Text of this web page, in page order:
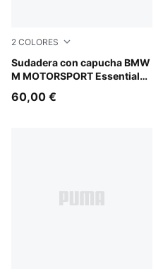
2 COLORES
Sudadera con capucha BMW
M MOTORSPORT Essentials
Puma Black
60,00 €